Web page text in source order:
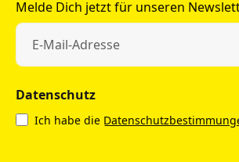
Melde Dich jetzt für unseren
Datenschutz
Ich habe die